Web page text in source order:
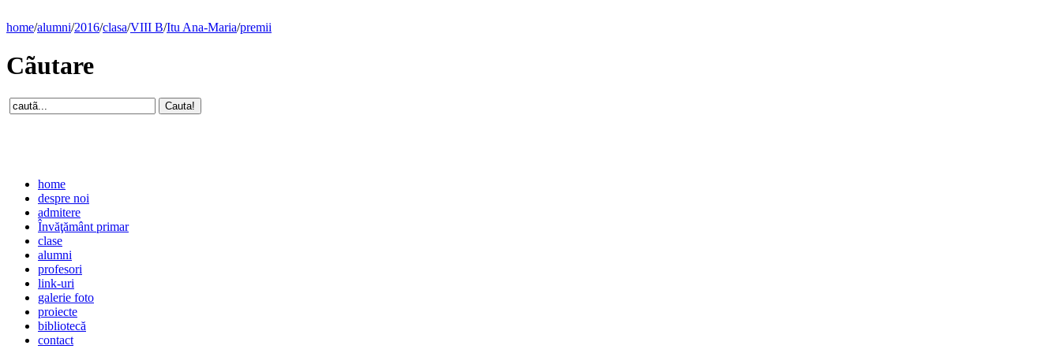
home/alumni/2016/clasa/VIII B/Itu Ana-Maria/premii
Cãutare
home
despre noi
admitere
Învăţământ primar
clase
alumni
profesori
link-uri
galerie foto
proiecte
bibliotecă
contact